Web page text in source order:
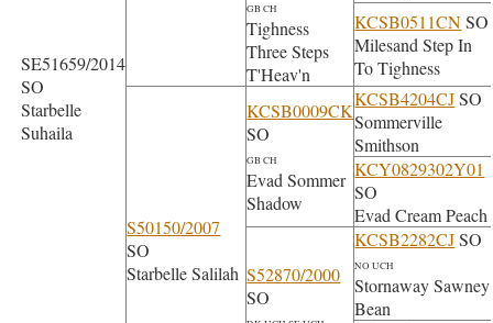
SE51659/2014
SO
Starbelle
Suhaila
GB CH
Tighness
Three Steps
T'Heav'n
KCSB0511CNSO
Milesand Step In
To Tighness
S50150/2007
SO
Starbelle Salilah
KCSB0009CK
SO
GB CH
Evad Sommer
Shadow
KCSB4204CJSO
Sommerville
Smithson
KCY0829302Y01
SO
Evad Cream Peach
S52870/2000
SO
KCSB2282CJSO
NO UCH
Stornaway Sawney
Bean